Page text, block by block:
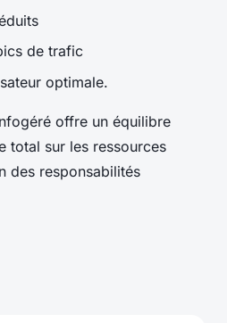
de trafic
optimale.
offre un équilibre
total sur les ressources
des responsabilités